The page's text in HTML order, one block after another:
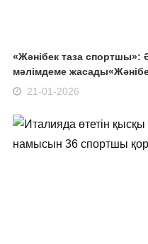
«Жәнібек таза спортшы»:
мәлімдеме
21-01-2026